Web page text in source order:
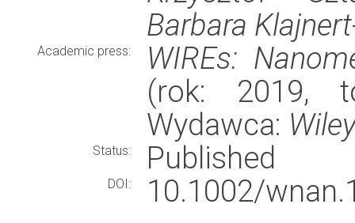
Barbara
Academic press:
WIREs:
(rok: 2019,
Wydawca:
Status: Published
DOI:
10.1002/